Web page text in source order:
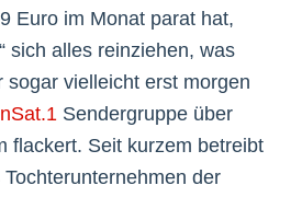
Euro im Monat parat hat,
sich alles reinziehen, was
sogar vielleicht erst morgen
Sendergruppe über
flackert. Seit kurzem betreibt
der